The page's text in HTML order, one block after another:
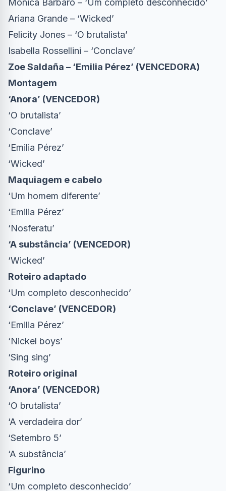
Monica Barbaro – ‘Um completo desconhecido’
Ariana Grande – ‘Wicked’
Felicity Jones – ‘O brutalista’
Isabella Rossellini – ‘Conclave’
Zoe Saldaña – ‘Emilia Pérez’ (VENCEDORA)
Montagem
‘Anora’ (VENCEDOR)
‘O brutalista’
‘Conclave’
‘Emilia Pérez’
‘Wicked’
Maquiagem e cabelo
‘Um homem diferente’
‘Emilia Pérez’
‘Nosferatu’
‘A substância’ (VENCEDOR)
‘Wicked’
Roteiro adaptado
‘Um completo desconhecido’
‘Conclave’ (VENCEDOR)
‘Emilia Pérez’
‘Nickel boys’
‘Sing sing’
Roteiro original
‘Anora’ (VENCEDOR)
‘O brutalista’
‘A verdadeira dor’
‘Setembro 5’
‘A substância’
Figurino
‘Um completo desconhecido’